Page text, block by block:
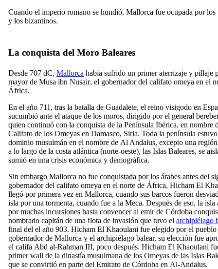
Cuando el imperio romano se hundió, Mallorca fue ocupada por los
y los bizantinos.
La conquista del Moro Baleares
Desde 707 dC, Mallorca había sufrido un primer aterrizaje y pillaje
mayor de Musa ibn Nusair, el gobernador del califato omeya en el
África.
En el año 711, tras la batalla de Guadalete, el reino visigodo en
sucumbió ante el ataque de los moros, dirigido por el general
quien continuó con la conquista de la Península Ibérica, en nombre
Califato de los Omeyas en Damasco, Siria. Toda la península
dominio musulmán en el nombre de Al Andalus, excepto una
a lo largo de la costa atlántica (norte-oeste), las Islas Baleares, se
sumió en una crisis económica y demográfica.
Sin embargo Mallorca no fue conquistada por los árabes antes del
gobernador del califato omeya en el norte de África, Hicham El
llegó por primera vez en Mallorca, cuando sus barcos fueron
isla por una tormenta, cuando fue a la Meca. Después de eso, la isla
por muchas incursiones hasta convencer al emir de Córdoba
nombrado capitán de una flota de invasión que tuvo el archipiélago
final del el año 903. Hicham El Khaoulani fue elegido por el
gobernador de Mallorca y el archipiélago balear, su elección fue
el califa Abd al-Rahman III, poco después. Hicham El Khaoulani
primerwali de la dinastía musulmana de los Omeyas de las Islas
que se convirtió en parte del Emirato de Córdoba en Al-Andalus.